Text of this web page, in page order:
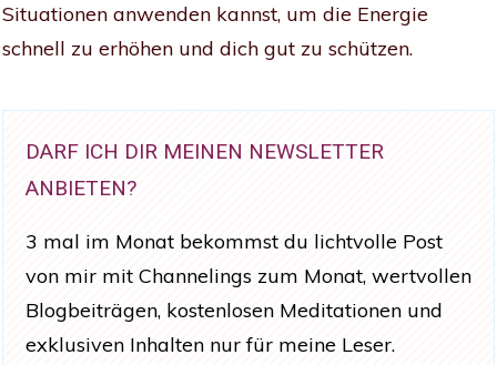
Situationen anwenden kannst, um die Energie
schnell zu erhöhen und dich gut zu schützen.
DARF ICH DIR MEINEN NEWSLETTER
ANBIETEN?
3 mal im Monat bekommst du lichtvolle Post
von mir mit Channelings zum Monat, wertvollen
Blogbeiträgen, kostenlosen Meditationen und
exklusiven Inhalten nur für meine Leser.